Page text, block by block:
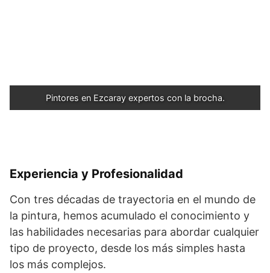
Pintores en Ezcaray expertos con la brocha.
Experiencia y Profesionalidad
Con tres décadas de trayectoria en el mundo de
la pintura, hemos acumulado el conocimiento y
las habilidades necesarias para abordar cualquier
tipo de proyecto, desde los más simples hasta
los más complejos.